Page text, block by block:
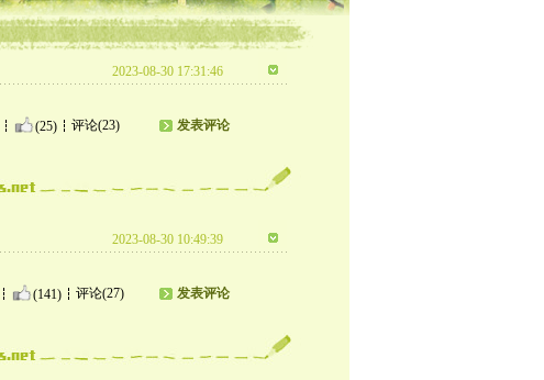
2023-08-30 17:31:46
(25) 评论(23) 发表评论
2023-08-30 10:49:39
(141) 评论(27) 发表评论